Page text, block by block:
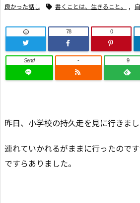
良かった話し
書くことは、生きること。 ,
78 0
Send - 9
昨日、小学校の持久走を見に行きまし
連れていかれるがままに行ったので
ですらありました。